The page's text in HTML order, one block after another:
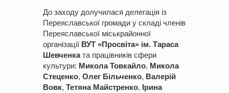
До заходу долучилася делегація із
Переяславської громади у складі членів
Переяславської міськрайонної
організації ВУТ «Просвіта» ім. Тараса
Шевченката працівників сфери
культури: Микола Товкайло, Микола
Стеценко, Олег Більченко, Валерій
Вовк, Тетяна Майстренко, Ірина